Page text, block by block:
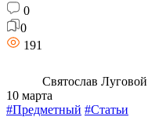
0
0
191
Святослав Луговой
10 марта
#Предметный #Статьи